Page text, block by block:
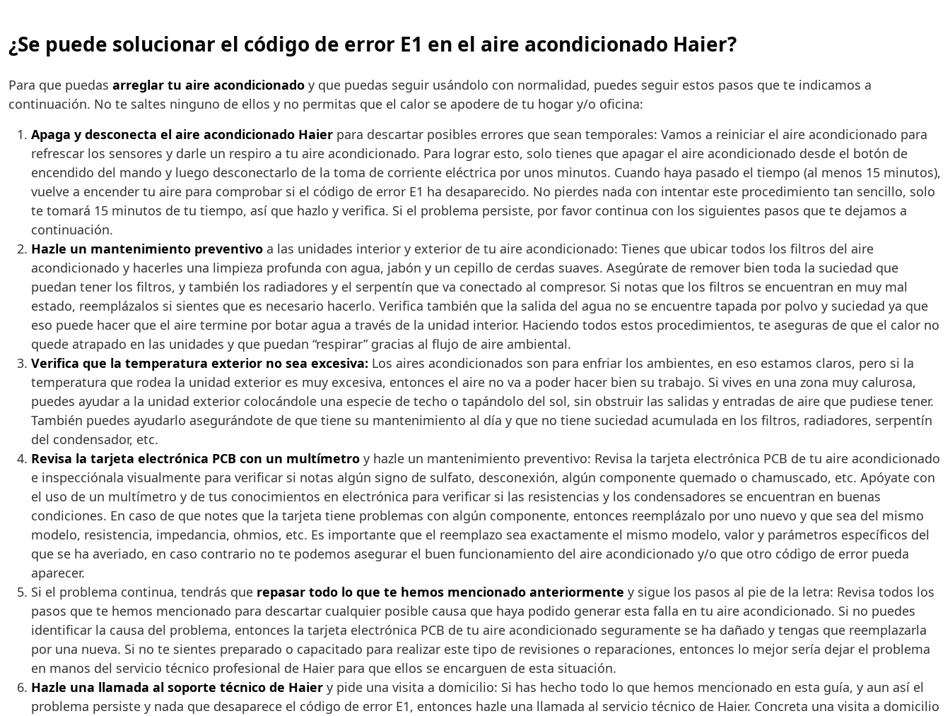
¿Se puede solucionar el código de error E1 en el aire acondicionado Haier?
Para que puedas arreglar tu aire acondicionado y que puedas seguir usándolo con normalidad, puedes seguir estos pasos que te indicamos a
continuación. No te saltes ninguno de ellos y no permitas que el calor se apodere de tu hogar y/o oficina:
Apaga y desconecta el aire acondicionado Haier para descartar posibles errores que sean temporales: Vamos a reiniciar el aire acondicionado para
refrescar los sensores y darle un respiro a tu aire acondicionado. Para lograr esto, solo tienes que apagar el aire acondicionado desde el botón de
encendido del mando y luego desconectarlo de la toma de corriente eléctrica por unos minutos. Cuando haya pasado el tiempo (al menos 15 minutos),
vuelve a encender tu aire para comprobar si el código de error E1 ha desaparecido. No pierdes nada con intentar este procedimiento tan sencillo, solo
te tomará 15 minutos de tu tiempo, así que hazlo y verifica. Si el problema persiste, por favor continua con los siguientes pasos que te dejamos a
continuación.
Hazle un mantenimiento preventivo a las unidades interior y exterior de tu aire acondicionado: Tienes que ubicar todos los filtros del aire
acondicionado y hacerles una limpieza profunda con agua, jabón y un cepillo de cerdas suaves. Asegúrate de remover bien toda la suciedad que
puedan tener los filtros, y también los radiadores y el serpentín que va conectado al compresor. Si notas que los filtros se encuentran en muy mal
estado, reemplázalos si sientes que es necesario hacerlo. Verifica también que la salida del agua no se encuentre tapada por polvo y suciedad ya que
eso puede hacer que el aire termine por botar agua a través de la unidad interior. Haciendo todos estos procedimientos, te aseguras de que el calor no
quede atrapado en las unidades y que puedan “respirar” gracias al flujo de aire ambiental.
Verifica que la temperatura exterior no sea excesiva: Los aires acondicionados son para enfriar los ambientes, en eso estamos claros, pero si la
temperatura que rodea la unidad exterior es muy excesiva, entonces el aire no va a poder hacer bien su trabajo. Si vives en una zona muy calurosa,
puedes ayudar a la unidad exterior colocándole una especie de techo o tapándolo del sol, sin obstruir las salidas y entradas de aire que pudiese tener.
También puedes ayudarlo asegurándote de que tiene su mantenimiento al día y que no tiene suciedad acumulada en los filtros, radiadores, serpentín
del condensador, etc.
Revisa la tarjeta electrónica PCB con un multímetro y hazle un mantenimiento preventivo: Revisa la tarjeta electrónica PCB de tu aire acondicionado
e inspecciónala visualmente para verificar si notas algún signo de sulfato, desconexión, algún componente quemado o chamuscado, etc. Apóyate con
el uso de un multímetro y de tus conocimientos en electrónica para verificar si las resistencias y los condensadores se encuentran en buenas
condiciones. En caso de que notes que la tarjeta tiene problemas con algún componente, entonces reemplázalo por uno nuevo y que sea del mismo
modelo, resistencia, impedancia, ohmios, etc. Es importante que el reemplazo sea exactamente el mismo modelo, valor y parámetros específicos del
que se ha averiado, en caso contrario no te podemos asegurar el buen funcionamiento del aire acondicionado y/o que otro código de error pueda
aparecer.
Si el problema continua, tendrás que repasar todo lo que te hemos mencionado anteriormente y sigue los pasos al pie de la letra: Revisa todos los
pasos que te hemos mencionado para descartar cualquier posible causa que haya podido generar esta falla en tu aire acondicionado. Si no puedes
identificar la causa del problema, entonces la tarjeta electrónica PCB de tu aire acondicionado seguramente se ha dañado y tengas que reemplazarla
por una nueva. Si no te sientes preparado o capacitado para realizar este tipo de revisiones o reparaciones, entonces lo mejor sería dejar el problema
en manos del servicio técnico profesional de Haier para que ellos se encarguen de esta situación.
Hazle una llamada al soporte técnico de Haier y pide una visita a domicilio: Si has hecho todo lo que hemos mencionado en esta guía, y aun así el
problema persiste y nada que desaparece el código de error E1, entonces hazle una llamada al servicio técnico de Haier. Concreta una visita a domicilio